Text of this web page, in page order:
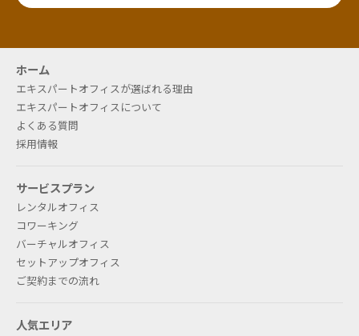
ホーム
エキスパートオフィスが選ばれる理由
エキスパートオフィスについて
よくある質問
採用情報
サービスプラン
レンタルオフィス
コワーキング
バーチャルオフィス
セットアップオフィス
ご契約までの流れ
人気エリア